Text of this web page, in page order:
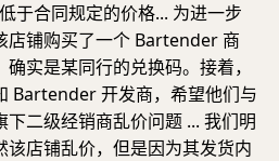
于合同规定的价格... 为进一步
店铺购买了一个 Bartender 商
实是某同行的兑换码。接着，
Bartender 开发商，希望他们与
二级经销商乱价问题 ... 我们明
该店铺乱价，但是因为其发货内